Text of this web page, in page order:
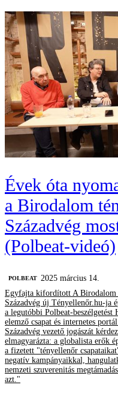
Évek óta
a Birodalom
Századvég
(Polbeat-videó)
‎POLBEAT
2025 március 14.
Egyfajta kifordított A Birodalom
Századvég új Tényellenőr.hu-ja
a legutóbbi Polbeat-
elemző csapat és internetes
Századvég vezető jogászát
elmagyarázta: a globalista erők
a fizetett "tényellenőr
negatív kampányaikkal,
nemzeti szuverenitás
azt."